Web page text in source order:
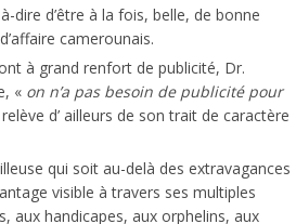
dire d’être à la fois, belle, de bonne
camerounais.
à grand renfort de publicité, Dr.
« on n’a pas besoin de publicité pour
d’ ailleurs de son trait de caractère
qui soit au-delà des extravagances
visible à travers ses multiples
aux handicapes, aux orphelins, aux